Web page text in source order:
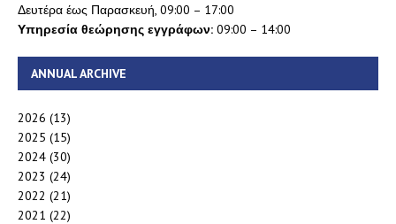
Δευτέρα έως Παρασκευή, 09:00 – 17:00
Υπηρεσία θεώρησης εγγράφων: 09:00 – 14:00
ANNUAL ARCHIVE
2026 (13)
2025 (15)
2024 (30)
2023 (24)
2022 (21)
2021 (22)